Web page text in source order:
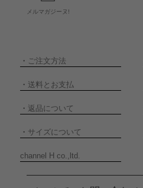
メルマガジーヌ!
・ ご注文方法
・ 送料とお支払
・ 返品について
・ サイズについて
channel H co.,ltd.